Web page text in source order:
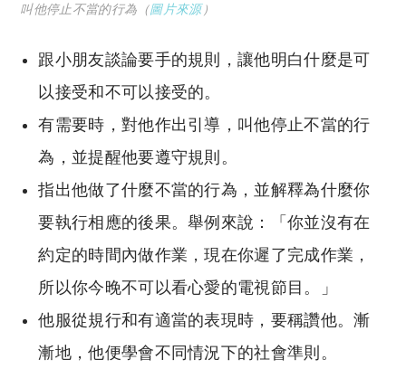
叫他停止不當的行為（圖片來源）
跟小朋友談論要手的規則，讓他明白什麼是可
以接受和不可以接受的。
有需要時，對他作出引導，叫他停止不當的行
為，並提醒他要遵守規則。
指出他做了什麼不當的行為，並解釋為什麼你
要執行相應的後果。舉例來說：「你並沒有在
約定的時間內做作業，現在你遲了完成作業，
所以你今晚不可以看心愛的電視節目。」
他服從規行和有適當的表現時，要稱讚他。漸
漸地，他便學會不同情況下的社會準則。